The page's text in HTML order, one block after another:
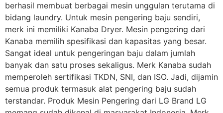
berhasil membuat berbagai mesin unggulan terutama di
bidang laundry. Untuk mesin pengering baju sendiri,
merk ini memiliki Kanaba Dryer. Mesin pengering dari
Kanaba memilih spesifikasi dan kapasitas yang besar.
Sangat ideal untuk pengeringan baju dalam jumlah
banyak dan satu proses sekaligus. Merk Kanaba sudah
memperoleh sertifikasi TKDN, SNI, dan ISO. Jadi, dijamin
semua produk termasuk alat pengering baju sudah
terstandar. Produk Mesin Pengering dari LG Brand LG